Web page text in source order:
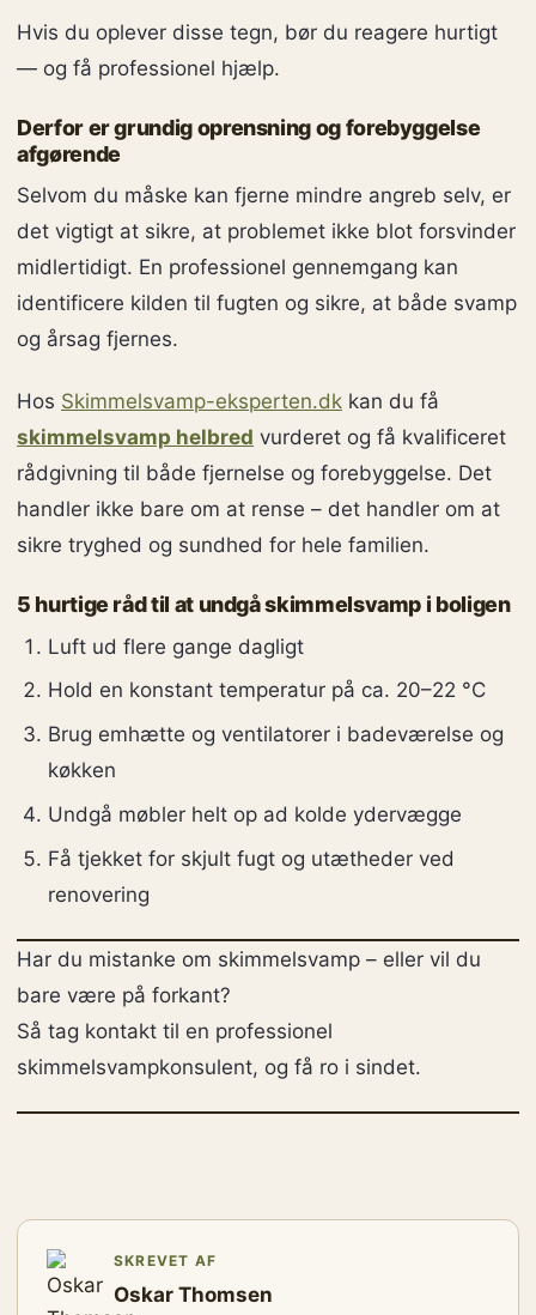
Hvis du oplever disse tegn, bør du reagere hurtigt
— og få professionel hjælp.
Derfor er grundig oprensning og forebyggelse
afgørende
Selvom du måske kan fjerne mindre angreb selv, er
det vigtigt at sikre, at problemet ikke blot forsvinder
midlertidigt. En professionel gennemgang kan
identificere kilden til fugten og sikre, at både svamp
og årsag fjernes.
Hos Skimmelsvamp-eksperten.dk kan du få
skimmelsvamp helbred vurderet og få kvalificeret
rådgivning til både fjernelse og forebyggelse. Det
handler ikke bare om at rense – det handler om at
sikre tryghed og sundhed for hele familien.
5 hurtige råd til at undgå skimmelsvamp i boligen
Luft ud flere gange dagligt
Hold en konstant temperatur på ca. 20–22 °C
Brug emhætte og ventilatorer i badeværelse og
køkken
Undgå møbler helt op ad kolde ydervægge
Få tjekket for skjult fugt og utætheder ved
renovering
Har du mistanke om skimmelsvamp – eller vil du
bare være på forkant?
Så tag kontakt til en professionel
skimmelsvampkonsulent, og få ro i sindet.
SKREVET AF
Oskar Thomsen